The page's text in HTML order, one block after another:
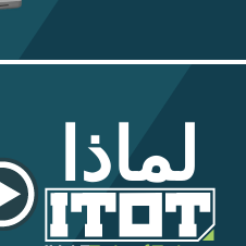
لماذا